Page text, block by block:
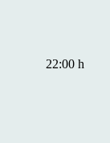
22:00 h